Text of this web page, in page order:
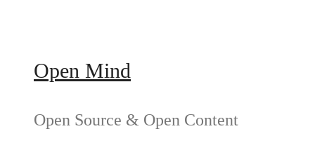
Open Mind
Open Source & Open Content